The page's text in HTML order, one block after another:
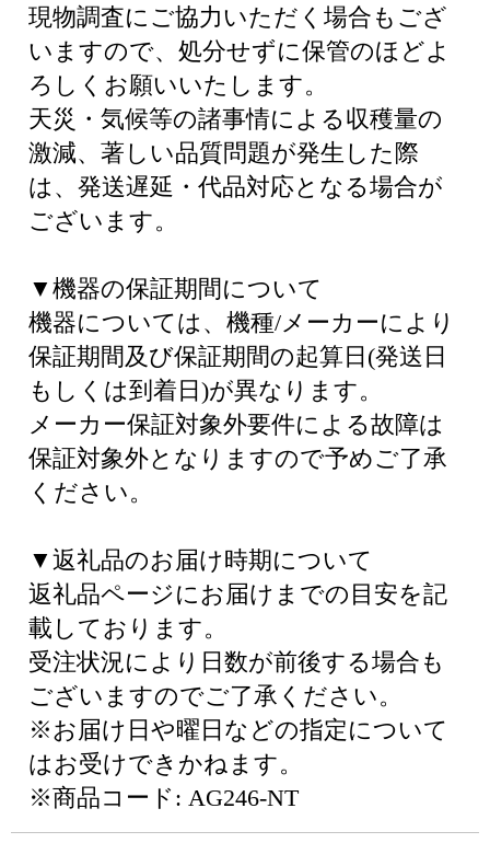
現物調査にご協力いただく場合もござ
いますので、処分せずに保管のほどよ
ろしくお願いいたします。
天災・気候等の諸事情による収穫量の
激減、著しい品質問題が発生した際
は、発送遅延・代品対応となる場合が
ございます。
▼機器の保証期間について
機器については、機種/メーカーにより
保証期間及び保証期間の起算日(発送日
もしくは到着日)が異なります。
メーカー保証対象外要件による故障は
保証対象外となりますので予めご了承
ください。
▼返礼品のお届け時期について
返礼品ページにお届けまでの目安を記
載しております。
受注状況により日数が前後する場合も
ございますのでご了承ください。
※お届け日や曜日などの指定について
はお受けできかねます。
※商品コード: AG246-NT